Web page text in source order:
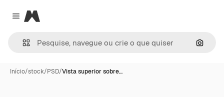
Close menu
Magnific
Início/stock/PSD/Vista superior sobre…